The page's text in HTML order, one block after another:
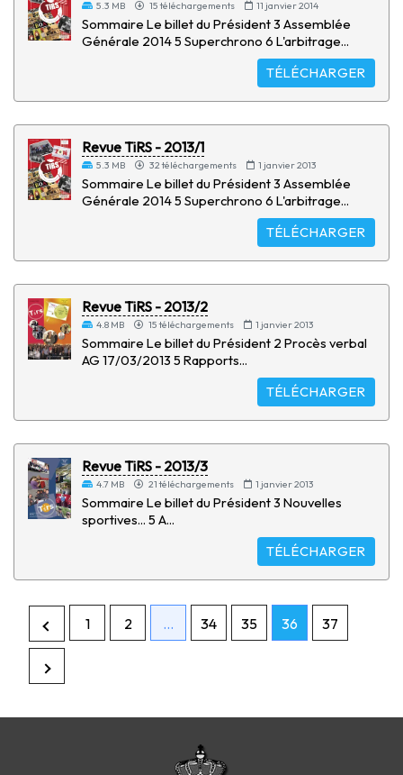
5.3 MB 15 téléchargements 11 janvier 2014
Sommaire Le billet du Président 3 Assemblée
Générale 2014 5 Superchrono 6 L'arbitrage...
TÉLÉCHARGER
Revue TiRS - 2013/1
5.3 MB 32 téléchargements 1 janvier 2013
Sommaire Le billet du Président 3 Assemblée
Générale 2014 5 Superchrono 6 L'arbitrage...
TÉLÉCHARGER
Revue TiRS - 2013/2
4.8 MB 15 téléchargements 1 janvier 2013
Sommaire Le billet du Président 2 Procès verbal
AG 17/03/2013 5 Rapports...
TÉLÉCHARGER
Revue TiRS - 2013/3
4.7 MB 21 téléchargements 1 janvier 2013
Sommaire Le billet du Président 3 Nouvelles
sportives... 5 A...
TÉLÉCHARGER
1 2 … 34 35 36 37